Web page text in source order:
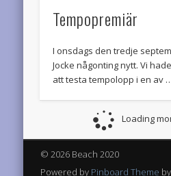
Tempopremiär
I onsdags den tredje
Jocke någonting nytt. Vi
att testa tempolopp i en av
Loading
© 2026 Beach 2020
Powered by Pinboard Theme by